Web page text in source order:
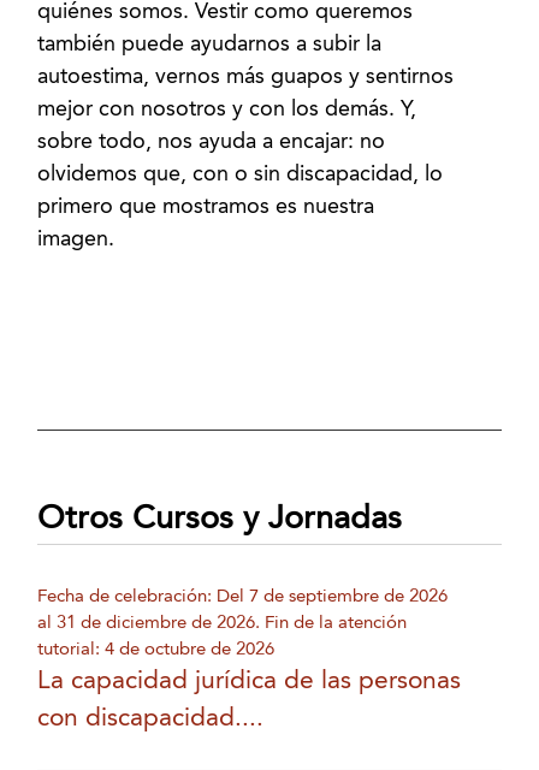
quiénes somos. Vestir como queremos
también puede ayudarnos a subir la
autoestima, vernos más guapos y sentirnos
mejor con nosotros y con los demás. Y,
sobre todo, nos ayuda a encajar: no
olvidemos que, con o sin discapacidad, lo
primero que mostramos es nuestra
imagen.
Otros Cursos y Jornadas
Fecha de celebración: Del 7 de septiembre de 2026
al 31 de diciembre de 2026. Fin de la atención
tutorial: 4 de octubre de 2026
La capacidad jurídica de las personas
con discapacidad....